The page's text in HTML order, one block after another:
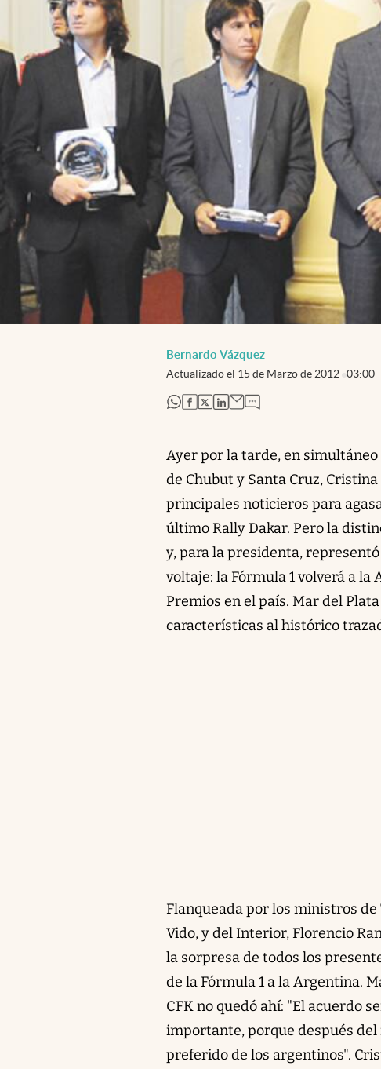
Bernardo Vázquez
Actualizado el 15 de Marzo de 2012 03:00
abre en nueva pestaña
abre en nueva pestaña
abre en nueva pestaña
abre en nueva pestaña
Ayer por la tarde, en simultáneo
de Chubut y Santa Cruz,
principales noticieros para
último Rally Dakar. Pero la
y, para la presidenta,
voltaje: la Fórmula 1 volverá a la
Premios en el país. Mar del
características al histórico
Flanqueada por los ministros
Vido, y del Interior, Florencio
la sorpresa de todos los
de la Fórmula 1 a la Argentina.
CFK no quedó ahí: "El acuerdo
importante, porque después
preferido de los argentinos".